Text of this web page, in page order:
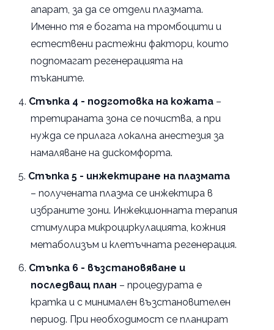
апарат, за да се отдели плазмата.
Именно тя е богата на тромбоцити и
естествени растежни фактори, които
подпомагат регенерацията на
тъканите.
Стъпка 4 - подготовка на кожата –
третираната зона се почиства, а при
нужда се прилага локална анестезия за
намаляване на дискомфорта.
Стъпка 5 - инжектиране на плазмата
– получената плазма се инжектира в
избраните зони. Инжекционната терапия
стимулира микроциркулацията, кожния
метаболизъм и клетъчната регенерация.
Стъпка 6 - възстановяване и
последващ план – процедурата е
кратка и с минимален възстановителен
период. При необходимост се планират